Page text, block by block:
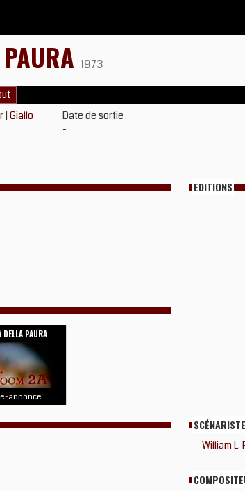
1973
|Giallo
Date de sortie
-
EDITIONS
DELLA PAURA
annonce
SCÉNARISTE
William L.